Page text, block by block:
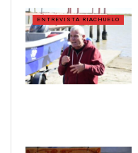
ENTREVISTA RIACHUELO